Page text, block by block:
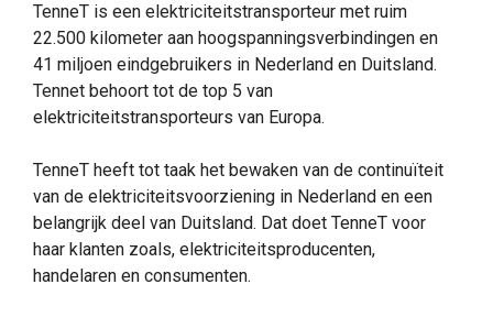
TenneT is een elektriciteitstransporteur met ruim
22.500 kilometer aan hoogspanningsverbindingen en
41 miljoen eindgebruikers in Nederland en Duitsland.
Tennet behoort tot de top 5 van
elektriciteitstransporteurs van Europa.
TenneT heeft tot taak het bewaken van de continuïteit
van de elektriciteitsvoorziening in Nederland en een
belangrijk deel van Duitsland. Dat doet TenneT voor
haar klanten zoals, elektriciteitsproducenten,
handelaren en consumenten.